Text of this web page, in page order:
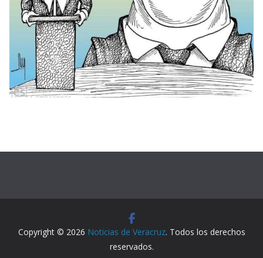
Copyright © 2026 Noticias de Veracruz. Todos los derechos
reservados.